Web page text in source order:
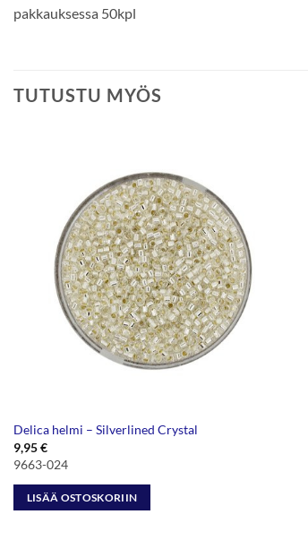
pakkauksessa 50kpl
TUTUSTU MYÖS
Delica helmi – Silverlined Crystal
9,95€
9663-024
LISÄÄ OSTOSKORIIN